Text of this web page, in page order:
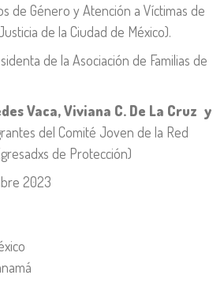
de Género y Atención a Víctimas de
de la Ciudad de México).
de la Asociación de Familias de
Vaca, Viviana C. De La Cruz y
del Comité Joven de la Red
de Protección)
2023